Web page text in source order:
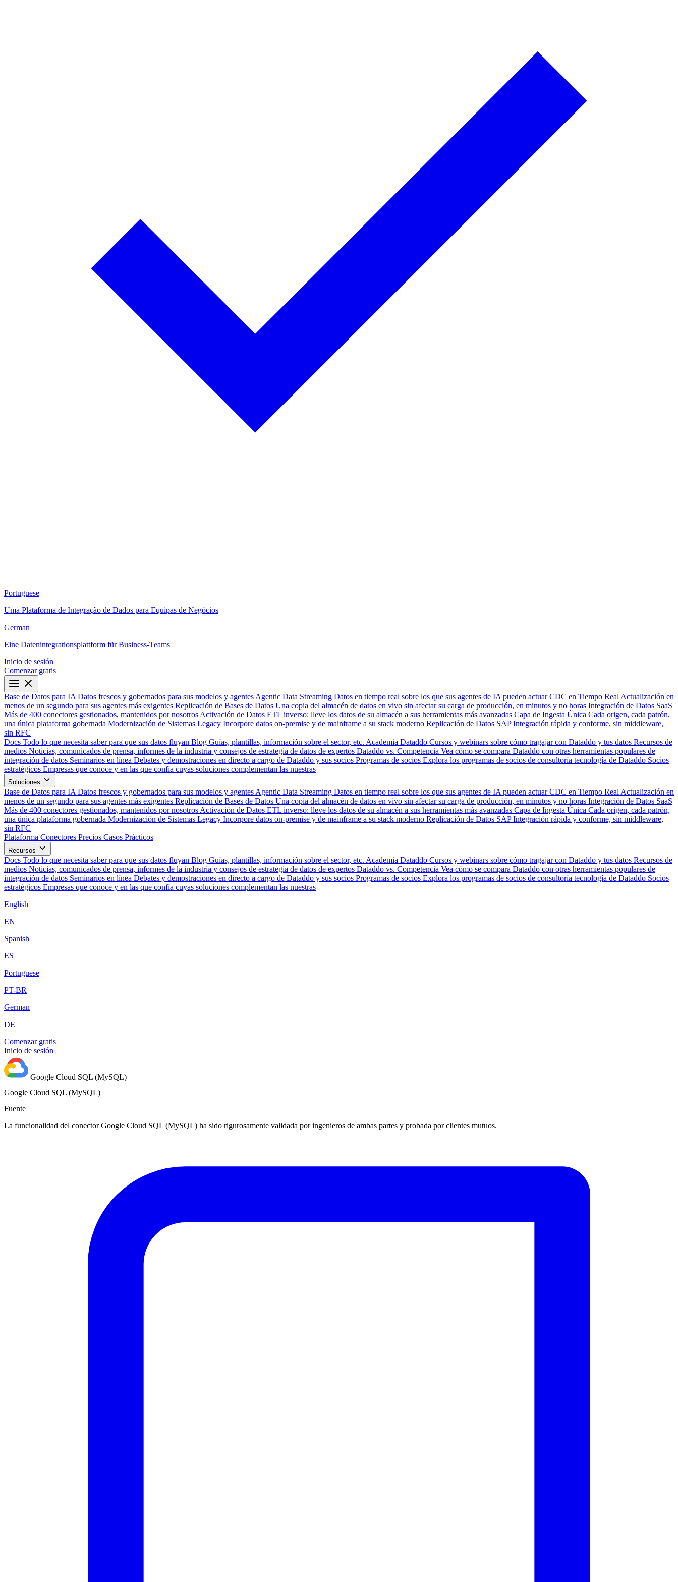
Portuguese
Uma Plataforma de Integração de Dados para Equipas de Negócios
German
Eine Datenintegrationsplattform für Business-Teams
Inicio de sesión
Comenzar gratis
Base de Datos para IA Datos frescos y gobernados para sus modelos y agentes Agentic Data Streaming Datos en tiempo real sobre los que sus agentes de IA pueden actuar CDC en Tiempo Real Actualización en
menos de un segundo para sus agentes más exigentes Replicación de Bases de Datos Una copia del almacén de datos en vivo sin afectar su carga de producción, en minutos y no horas Integración de Datos SaaS
Más de 400 conectores gestionados, mantenidos por nosotros Activación de Datos ETL inverso: lleve los datos de su almacén a sus herramientas más avanzadas Capa de Ingesta Única Cada origen, cada patrón,
una única plataforma gobernada Modernización de Sistemas Legacy Incorpore datos on-premise y de mainframe a su stack moderno Replicación de Datos SAP Integración rápida y conforme, sin middleware,
sin RFC
Docs Todo lo que necesita saber para que sus datos fluyan Blog Guías, plantillas, información sobre el sector, etc. Academia Dataddo Cursos y webinars sobre cómo tragajar con Dataddo y tus datos Recursos de
medios Noticias, comunicados de prensa, informes de la industria y consejos de estrategia de datos de expertos Dataddo vs. Competencia Vea cómo se compara Dataddo con otras herramientas populares de
integración de datos Seminarios en línea Debates y demostraciones en directo a cargo de Dataddo y sus socios Programas de socios Explora los programas de socios de consultoría tecnología de Dataddo Socios
estratégicos Empresas que conoce y en las que confía cuyas soluciones complementan las nuestras
Soluciones
Base de Datos para IA Datos frescos y gobernados para sus modelos y agentes Agentic Data Streaming Datos en tiempo real sobre los que sus agentes de IA pueden actuar CDC en Tiempo Real Actualización en
menos de un segundo para sus agentes más exigentes Replicación de Bases de Datos Una copia del almacén de datos en vivo sin afectar su carga de producción, en minutos y no horas Integración de Datos SaaS
Más de 400 conectores gestionados, mantenidos por nosotros Activación de Datos ETL inverso: lleve los datos de su almacén a sus herramientas más avanzadas Capa de Ingesta Única Cada origen, cada patrón,
una única plataforma gobernada Modernización de Sistemas Legacy Incorpore datos on-premise y de mainframe a su stack moderno Replicación de Datos SAP Integración rápida y conforme, sin middleware,
sin RFC
Plataforma Conectores Precios Casos Prácticos
Recursos
Docs Todo lo que necesita saber para que sus datos fluyan Blog Guías, plantillas, información sobre el sector, etc. Academia Dataddo Cursos y webinars sobre cómo tragajar con Dataddo y tus datos Recursos de
medios Noticias, comunicados de prensa, informes de la industria y consejos de estrategia de datos de expertos Dataddo vs. Competencia Vea cómo se compara Dataddo con otras herramientas populares de
integración de datos Seminarios en línea Debates y demostraciones en directo a cargo de Dataddo y sus socios Programas de socios Explora los programas de socios de consultoría tecnología de Dataddo Socios
estratégicos Empresas que conoce y en las que confía cuyas soluciones complementan las nuestras
English
EN
Spanish
ES
Portuguese
PT-BR
German
DE
Comenzar gratis
Inicio de sesión
Google Cloud SQL (MySQL)
Google Cloud SQL (MySQL)
Fuente
La funcionalidad del conector Google Cloud SQL (MySQL) ha sido rigurosamente validada por ingenieros de ambas partes y probada por clientes mutuos.